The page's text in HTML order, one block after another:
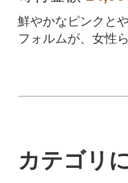
鮮やかなピンクと
フォルムが、女性
カテゴリ